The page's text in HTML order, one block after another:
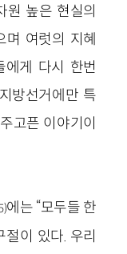
원 높은 현실의
여럿의 지혜
에게 다시 한번
방선거에만 특
고픈 이야기이
에는 “모두들 한
이 있다. 우리